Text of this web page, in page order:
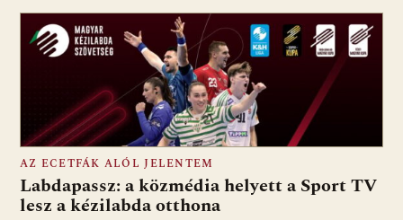
AZ ECETFÁK ALÓL JELENTEM
Labdapassz: a közmédia helyett a Sport TV
lesz a kézilabda otthona